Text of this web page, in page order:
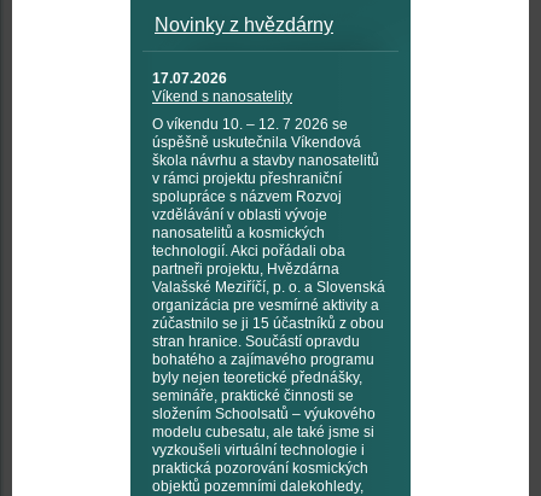
Novinky z hvězdárny
17.07.2026
Víkend s nanosatelity
O víkendu 10. – 12. 7 2026 se
úspěšně uskutečnila Víkendová
škola návrhu a stavby nanosatelitů
v rámci projektu přeshraniční
spolupráce s názvem Rozvoj
vzdělávání v oblasti vývoje
nanosatelitů a kosmických
technologií. Akci pořádali oba
partneři projektu, Hvězdárna
Valašské Meziříčí, p. o. a Slovenská
organizácia pre vesmírné aktivity a
zúčastnilo se ji 15 účastníků z obou
stran hranice. Součástí opravdu
bohatého a zajímavého programu
byly nejen teoretické přednášky,
semináře, praktické činnosti se
složením Schoolsatů – výukového
modelu cubesatu, ale také jsme si
vyzkoušeli virtuální technologie i
praktická pozorování kosmických
objektů pozemními dalekohledy,